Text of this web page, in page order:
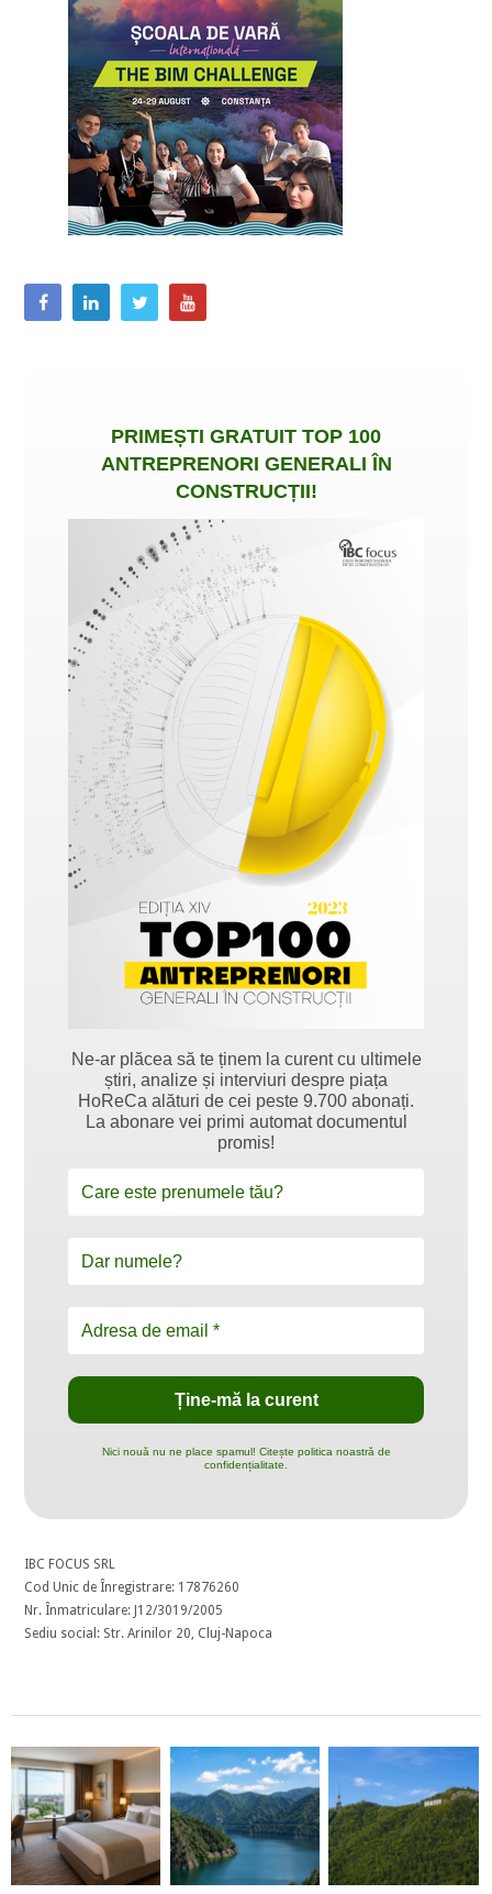
PRIMEȘTI GRATUIT TOP 100
ANTREPRENORI GENERALI ÎN
CONSTRUCȚII!
Ne-ar plăcea să te ținem la curent cu ultimele
știri, analize și interviuri despre piața
HoReCa alături de cei peste 9.700 abonați.
La abonare vei primi automat documentul
promis!
Nici nouă nu ne place spamul! Citește politica noastră de
confidențialitate.
IBC FOCUS SRL
Cod Unic de Înregistrare: 17876260
Nr. Înmatriculare: J12/3019/2005
Sediu social: Str. Arinilor 20, Cluj-Napoca